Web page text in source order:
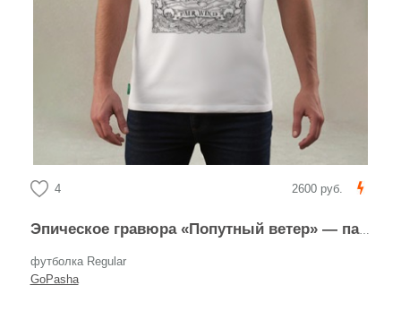
4 2600 руб.
Эпическое гравюра «Попутный ветер» — парусник и шторм
футболка Regular
GoPasha